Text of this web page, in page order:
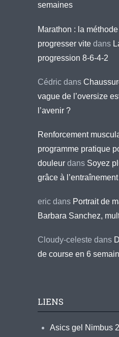
semaines
Marathon : la
progresser vite dans
progression 8-6-4-2
Cédric dans
vague de l’oversize
l’avenir ?
Renforcement
programme pratique
douleur dans Soyez
grâce à
eric dans Portrait de
Barbara Sanchez,
Cloudy-celeste dans
de course en 6
LIENS
Asics gel Nimbus